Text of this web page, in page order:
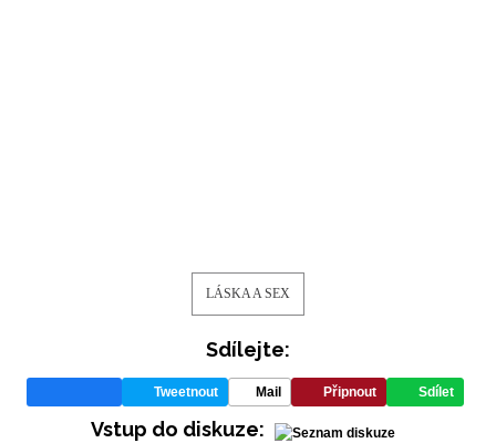
LÁSKA A SEX
Sdílejte:
Tweetnout Mail Připnout Sdílet
Vstup do diskuze: